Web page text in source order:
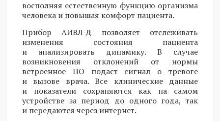
восполняя естественную функцию организма
человека и повышая комфорт пациента.
Прибор АИВЛ-Д позволяет отслеживать
изменения состояния пациента
и анализировать динамику. В случае
возникновения отклонений от нормы
встроенное ПО подаст сигнал о тревоге
и вызове врача. Все клинические данные
и показатели сохраняются как на самом
устройстве за период до одного года, так
и передаются через интернет.